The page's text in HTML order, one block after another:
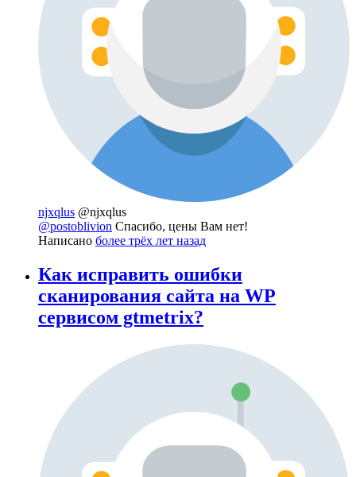
njxqlus @njxqlus
@postoblivion Спасибо, цены Вам нет!
Написано более трёх лет назад
Как исправить ошибки
сканирования сайта на WP
сервисом gtmetrix?